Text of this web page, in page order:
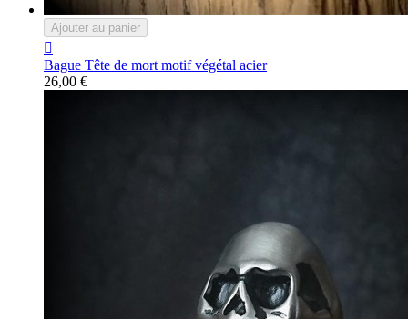
Ajouter au panier

Bague Tête de mort motif végétal acier
26,00 €